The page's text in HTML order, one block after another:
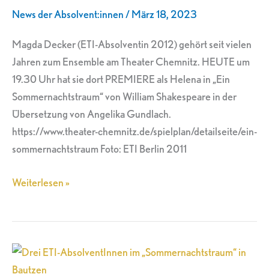
News der Absolvent:innen/März 18, 2023
Magda Decker (ETI-Absolventin 2012) gehört seit vielen
Jahren zum Ensemble am Theater Chemnitz. HEUTE um
19.30 Uhr hat sie dort PREMIERE als Helena in „Ein
Sommernachtstraum“ von William Shakespeare in der
Übersetzung von Angelika Gundlach.
https://www.theater-chemnitz.de/spielplan/detailseite/ein-
sommernachtstraum Foto: ETI Berlin 2011
Chemnitz
Weiterlesen »
Drei
ETI-